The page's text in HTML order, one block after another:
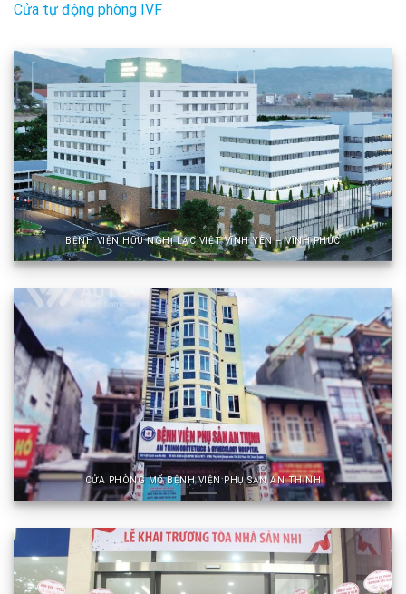
Cửa tự động phòng IVF
BỆNH VIỆN HỮU NGHỊ LẠC VIỆT VĨNH YÊN – VĨNH PHÚC
CỬA PHÒNG MỔ BỆNH VIỆN PHỤ SẢN AN THỊNH